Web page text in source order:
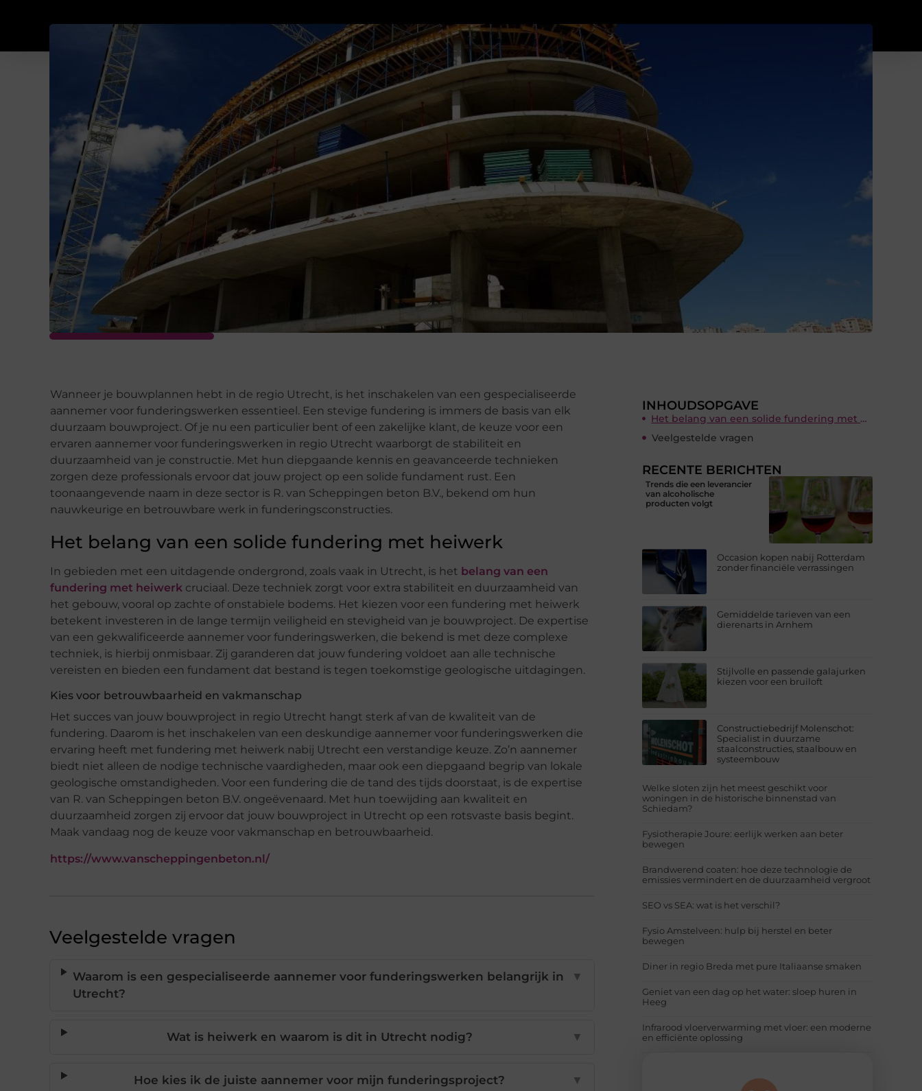
Wanneer je bouwplannen hebt in de regio Utrecht, is het inschakelen van een gespecialiseerde
aannemer voor funderingswerken essentieel. Een stevige fundering is immers de basis van elk
duurzaam bouwproject. Of je nu een particulier bent of een zakelijke klant, de keuze voor een
ervaren aannemer voor funderingswerken in regio Utrecht waarborgt de stabiliteit en
duurzaamheid van je constructie. Met hun diepgaande kennis en geavanceerde technieken
zorgen deze professionals ervoor dat jouw project op een solide fundament rust. Een
toonaangevende naam in deze sector is R. van Scheppingen beton B.V., bekend om hun
nauwkeurige en betrouwbare werk in funderingsconstructies.
Het belang van een solide fundering met heiwerk
In gebieden met een uitdagende ondergrond, zoals vaak in Utrecht, is het belang van een
fundering met heiwerk cruciaal. Deze techniek zorgt voor extra stabiliteit en duurzaamheid van
het gebouw, vooral op zachte of onstabiele bodems. Het kiezen voor een fundering met heiwerk
betekent investeren in de lange termijn veiligheid en stevigheid van je bouwproject. De expertise
van een gekwalificeerde aannemer voor funderingswerken, die bekend is met deze complexe
techniek, is hierbij onmisbaar. Zij garanderen dat jouw fundering voldoet aan alle technische
vereisten en bieden een fundament dat bestand is tegen toekomstige geologische uitdagingen.
Kies voor betrouwbaarheid en vakmanschap
Het succes van jouw bouwproject in regio Utrecht hangt sterk af van de kwaliteit van de
fundering. Daarom is het inschakelen van een deskundige aannemer voor funderingswerken die
ervaring heeft met fundering met heiwerk nabij Utrecht een verstandige keuze. Zo’n aannemer
biedt niet alleen de nodige technische vaardigheden, maar ook een diepgaand begrip van lokale
geologische omstandigheden. Voor een fundering die de tand des tijds doorstaat, is de expertise
van R. van Scheppingen beton B.V. ongeëvenaard. Met hun toewijding aan kwaliteit en
duurzaamheid zorgen zij ervoor dat jouw bouwproject in Utrecht op een rotsvaste basis begint.
Maak vandaag nog de keuze voor vakmanschap en betrouwbaarheid.
https://www.vanscheppingenbeton.nl/
Veelgestelde vragen
Waarom is een gespecialiseerde aannemer voor funderingswerken belangrijk in
Utrecht?
▼
Wat is heiwerk en waarom is dit in Utrecht nodig? ▼
Hoe kies ik de juiste aannemer voor mijn funderingsproject? ▼
INHOUDSOPGAVE
Het belang van een solide fundering met heiwerk
Veelgestelde vragen
RECENTE BERICHTEN
Trends die een leverancier
van alcoholische
producten volgt
Occasion kopen nabij Rotterdam
zonder financiële verrassingen
Gemiddelde tarieven van een
dierenarts in Arnhem
Stijlvolle en passende galajurken
kiezen voor een bruiloft
Constructiebedrijf Molenschot:
Specialist in duurzame
staalconstructies, staalbouw en
systeembouw
Welke sloten zijn het meest geschikt voor
woningen in de historische binnenstad van
Schiedam?
Fysiotherapie Joure: eerlijk werken aan beter
bewegen
Brandwerend coaten: hoe deze technologie de
emissies vermindert en de duurzaamheid vergroot
SEO vs SEA: wat is het verschil?
Fysio Amstelveen: hulp bij herstel en beter
bewegen
Diner in regio Breda met pure Italiaanse smaken
Geniet van een dag op het water: sloep huren in
Heeg
Infrarood vloerverwarming met vloer: een moderne
en efficiënte oplossing